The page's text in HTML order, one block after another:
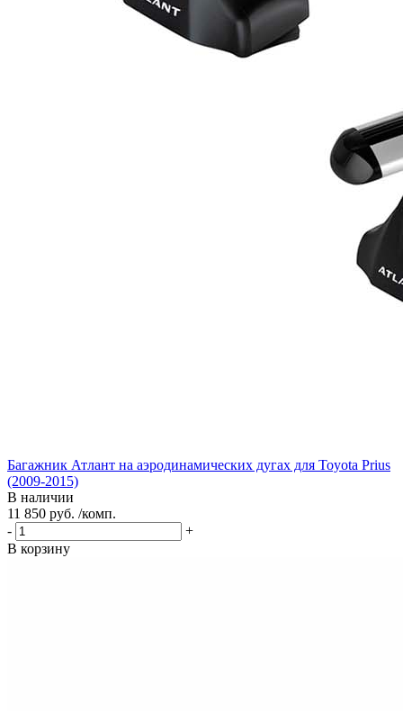
Багажник Атлант на аэродинамических дугах для Toyota Prius
(2009-2015)
В наличии
11 850 руб. /комп.
-
+
В корзину